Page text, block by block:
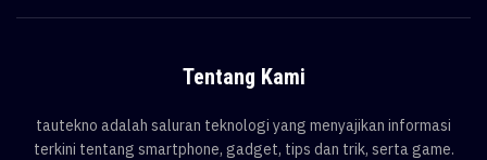
Tentang Kami
tautekno adalah saluran teknologi yang menyajikan informasi
terkini tentang smartphone, gadget, tips dan trik, serta game.